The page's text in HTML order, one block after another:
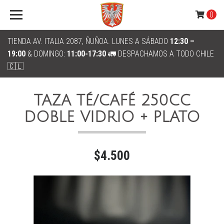
TIENDA AV. ITALIA 2087, ÑUÑOA. LUNES A SÁBADO 12:30 –
19:00 & DOMINGO: 11:00-17:30 🚛 DESPACHAMOS A TODO CHILE
🇨🇱
0
TAZA TÉ/CAFÉ 250CC
DOBLE VIDRIO + PLATO
$4.500